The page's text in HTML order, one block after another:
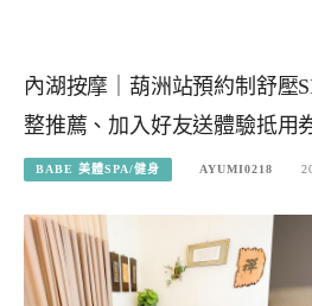
內湖按摩｜葫洲站預約制舒壓
整推薦、加入好友送體驗抵用
BABE 美體SPA/健身 AYUMI0218